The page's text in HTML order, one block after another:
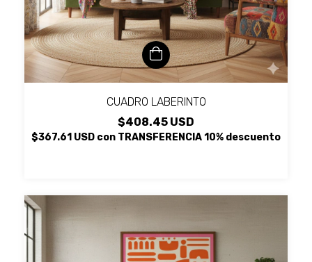
CUADRO LABERINTO
$408.45 USD
$367.61 USD con TRANSFERENCIA 10% descuento